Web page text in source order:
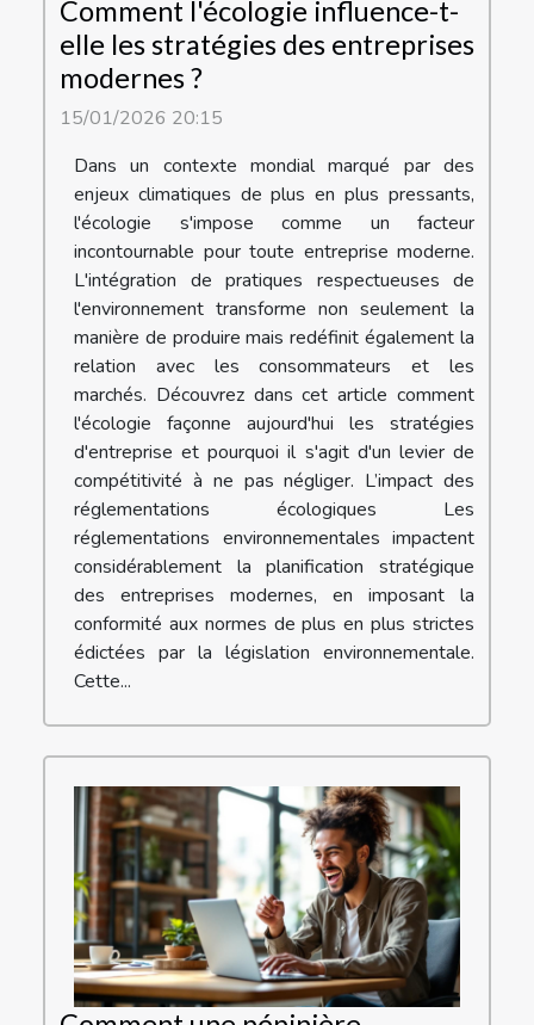
Comment l'écologie influence-t-
elle les stratégies des entreprises
modernes ?
15/01/2026 20:15
Dans un contexte mondial marqué par des
enjeux climatiques de plus en plus pressants,
l'écologie s'impose comme un facteur
incontournable pour toute entreprise moderne.
L'intégration de pratiques respectueuses de
l'environnement transforme non seulement la
manière de produire mais redéfinit également la
relation avec les consommateurs et les
marchés. Découvrez dans cet article comment
l'écologie façonne aujourd'hui les stratégies
d'entreprise et pourquoi il s'agit d'un levier de
compétitivité à ne pas négliger. L’impact des
réglementations écologiques Les
réglementations environnementales impactent
considérablement la planification stratégique
des entreprises modernes, en imposant la
conformité aux normes de plus en plus strictes
édictées par la législation environnementale.
Cette...